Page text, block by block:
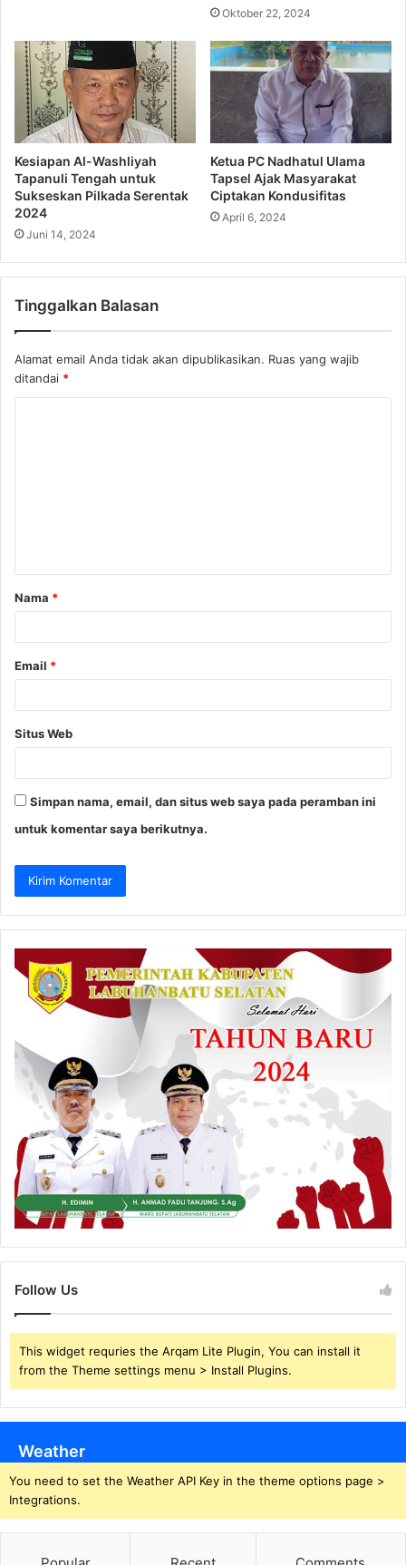
Oktober 22, 2024
Kesiapan Al-Washliyah
Tapanuli Tengah untuk
Sukseskan Pilkada Serentak
2024
Juni 14, 2024
Ketua PC Nadhatul Ulama
Tapsel Ajak Masyarakat
Ciptakan Kondusifitas
April 6, 2024
Tinggalkan Balasan
Alamat email Anda tidak akan dipublikasikan. Ruas yang wajib
ditandai *
a
r
Nama *
Email *
Situs Web
Simpan nama, email, dan situs web saya pada peramban ini
untuk komentar saya berikutnya.
Follow Us
This widget requries the Arqam Lite Plugin, You can install it
from the Theme settings menu > Install Plugins.
Weather
You need to set the Weather API Key in the theme options page >
Integrations.